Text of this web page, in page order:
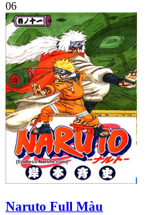
06
Naruto Full Màu